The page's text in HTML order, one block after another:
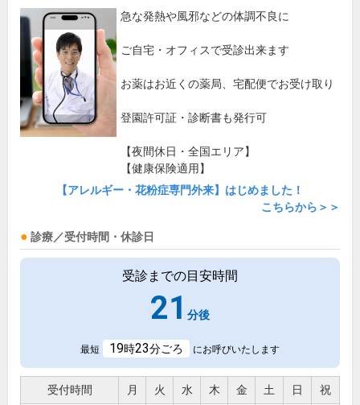
急な発熱や風邪などの体調不良に
ご自宅・オフィスで受診出来ます
お薬はお近くの薬局、宅配便でお受け取り
登園許可証・診断書も発行可
【夜間休日・全国エリア】
【健康保険適用】
【アレルギー・花粉症専門外来】はじめました！
こちらから＞＞
診療／受付時間・休診日
受診までの目安時間
21 分後
最短 19時23分ごろ にお呼びいたします
受付時間 月 火 水 木 金 土 日 祝